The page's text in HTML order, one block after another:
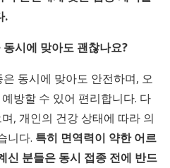
.
시에 맞아도 괜찮나요?
동시에 맞아도 안전하며, 오
방할 수 있어 편리합니다. 다
, 개인의 건강 상태에 따라 의
니다. 특히 면역력이 약한 어르
신 분들은 동시 접종 전에 반드